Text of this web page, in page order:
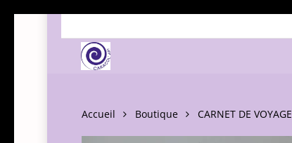
Accueil Boutique CARNET DE VOYAGE